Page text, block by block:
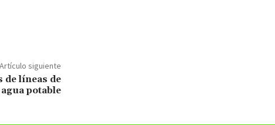
Artículo siguiente
de líneas de
agua potable